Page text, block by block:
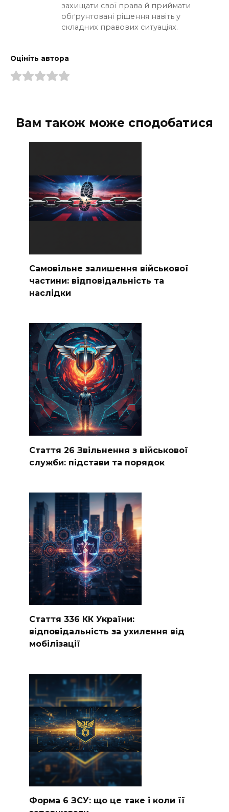
захищати свої права й приймати
обґрунтовані рішення навіть у
складних правових ситуаціях.
Оцініть автора
Вам також може сподобатися
Самовільне залишення військової
частини: відповідальність та
наслідки
Стаття 26 Звільнення з військової
служби: підстави та порядок
Стаття 336 КК України:
відповідальність за ухилення від
мобілізації
Форма 6 ЗСУ: що це таке і коли її